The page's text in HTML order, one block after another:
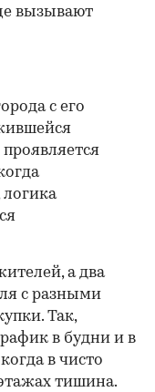
вызывают
с его
а два
с разными
Так,
в будни и в
в чисто
тишина.